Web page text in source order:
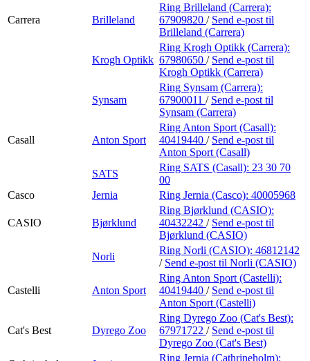
Carrera Brilleland
Ring Brilleland (Carrera):
67909820 / Send e-post til
Brilleland (Carrera)
Krogh Optikk
Ring Krogh Optikk (Carrera):
67980650 / Send e-post til
Krogh Optikk (Carrera)
Synsam
Ring Synsam (Carrera):
67900011 / Send e-post til
Synsam (Carrera)
Casall Anton Sport
Ring Anton Sport (Casall):
40419440 / Send e-post til
Anton Sport (Casall)
SATS
Ring SATS (Casall): 23 30 70
00
Casco
Jernia Ring Jernia (Casco): 40005968
CASIO Bjørklund
Ring Bjørklund (CASIO):
40432242 / Send e-post til
Bjørklund (CASIO)
Norli
Ring Norli (CASIO): 46812142
/ Send e-post til Norli (CASIO)
Castelli Anton Sport
Ring Anton Sport (Castelli):
40419440 / Send e-post til
Anton Sport (Castelli)
Cat's Best Dyrego Zoo
Ring Dyrego Zoo (Cat's Best):
67971722 / Send e-post til
Dyrego Zoo (Cat's Best)
Ring Jernia (Cathrineholm):